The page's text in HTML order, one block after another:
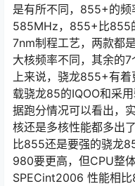
是有所不同，855+的
585MHz，855+比855
7nm制程工艺，两款都
大核频率不同，其余的
上来说，骁龙855+有
载骁龙85的IQOO和采
据跑分情况可以看出，
核还是多核性能都多出
比855还是要强的骁龙
980要更高，但CPU整
SPECint2006 性能相